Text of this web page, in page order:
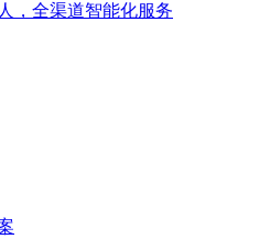
，全渠道智能化服务